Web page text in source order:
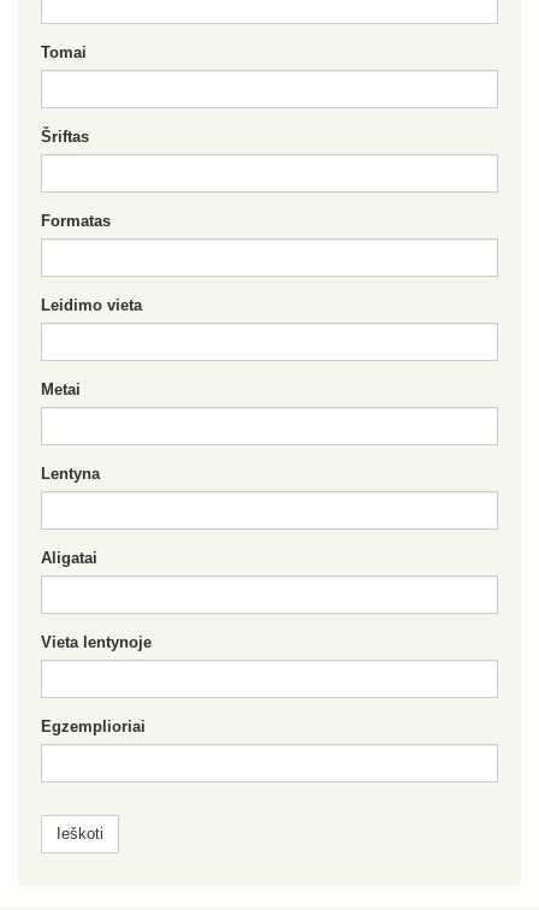
Tomai
Šriftas
Formatas
Leidimo vieta
Metai
Lentyna
Aligatai
Vieta lentynoje
Egzemplioriai